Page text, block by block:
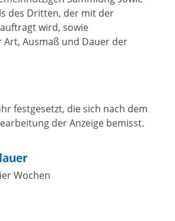
des Dritten, der mit der
wird, sowie
Art, Ausmaß und Dauer der
festgesetzt, die sich nach dem
der Anzeige bemisst.
Wochen